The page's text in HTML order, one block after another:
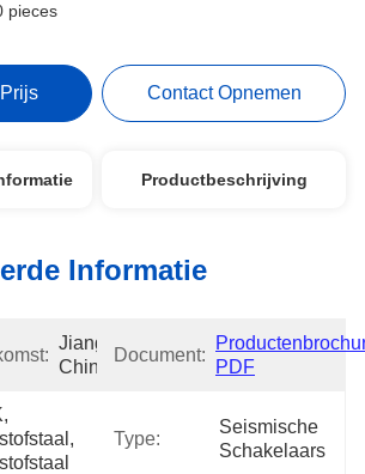
pieces
Contact Opnemen
Productbeschrijving
Informatie
Jiangsu,
China
Document:
PDF
Type:
Seismische
Schakelaars